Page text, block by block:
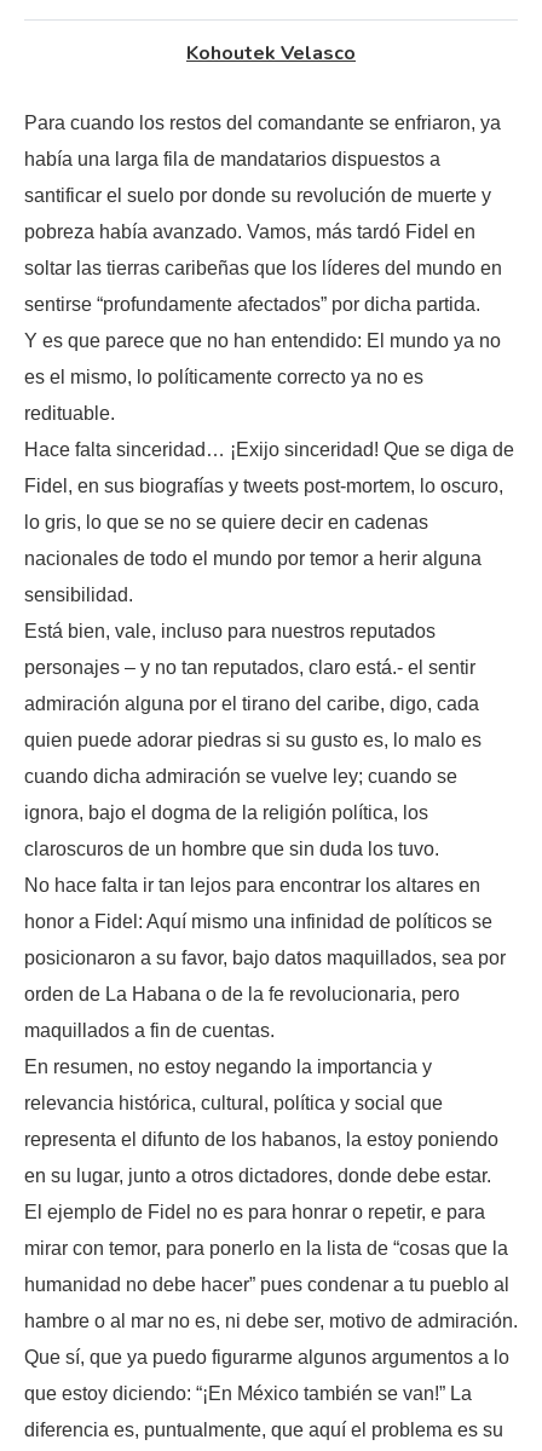
Kohoutek Velasco
Para cuando los restos del comandante se enfriaron, ya
había una larga fila de mandatarios dispuestos a
santificar el suelo por donde su revolución de muerte y
pobreza había avanzado. Vamos, más tardó Fidel en
soltar las tierras caribeñas que los líderes del mundo en
sentirse “profundamente afectados” por dicha partida.
Y es que parece que no han entendido: El mundo ya no
es el mismo, lo políticamente correcto ya no es
redituable.
Hace falta sinceridad… ¡Exijo sinceridad! Que se diga de
Fidel, en sus biografías y tweets post-mortem, lo oscuro,
lo gris, lo que se no se quiere decir en cadenas
nacionales de todo el mundo por temor a herir alguna
sensibilidad.
Está bien, vale, incluso para nuestros reputados
personajes – y no tan reputados, claro está.- el sentir
admiración alguna por el tirano del caribe, digo, cada
quien puede adorar piedras si su gusto es, lo malo es
cuando dicha admiración se vuelve ley; cuando se
ignora, bajo el dogma de la religión política, los
claroscuros de un hombre que sin duda los tuvo.
No hace falta ir tan lejos para encontrar los altares en
honor a Fidel: Aquí mismo una infinidad de políticos se
posicionaron a su favor, bajo datos maquillados, sea por
orden de La Habana o de la fe revolucionaria, pero
maquillados a fin de cuentas.
En resumen, no estoy negando la importancia y
relevancia histórica, cultural, política y social que
representa el difunto de los habanos, la estoy poniendo
en su lugar, junto a otros dictadores, donde debe estar.
El ejemplo de Fidel no es para honrar o repetir, e para
mirar con temor, para ponerlo en la lista de “cosas que la
humanidad no debe hacer” pues condenar a tu pueblo al
hambre o al mar no es, ni debe ser, motivo de admiración.
Que sí, que ya puedo figurarme algunos argumentos a lo
que estoy diciendo: “¡En México también se van!” La
diferencia es, puntualmente, que aquí el problema es su